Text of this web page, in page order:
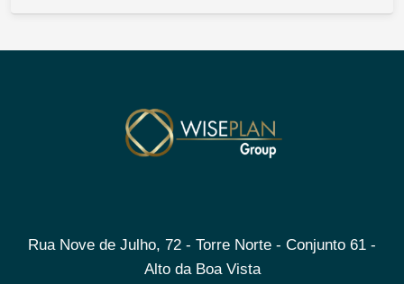
Rua Nove de Julho, 72 - Torre Norte - Conjunto 61 -
Alto da Boa Vista